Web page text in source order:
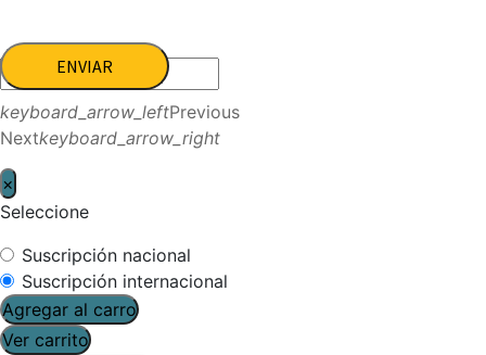
ENVIAR
keyboard_arrow_leftPrevious
Nextkeyboard_arrow_right
×
Seleccione
Suscripción nacional
Suscripción internacional
Agregar al carro
Ver carrito